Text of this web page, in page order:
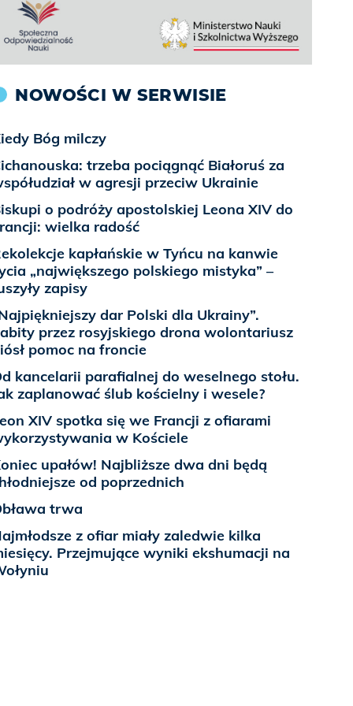
NOWOŚCI W SERWISIE
Bóg milczy
trzeba pociągnąć Białoruś za
w agresji przeciw Ukrainie
o podróży apostolskiej Leona XIV do
wielka radość
kapłańskie w Tyńcu na kanwie
„największego polskiego mistyka” –
zapisy
dar Polski dla Ukrainy”.
przez rosyjskiego drona wolontariusz
pomoc na froncie
kancelarii parafialnej do weselnego stołu.
zaplanować ślub kościelny i wesele?
XIV spotka się we Francji z ofiarami
w Kościele
upałów! Najbliższe dwa dni będą
od poprzednich
trwa
z ofiar miały zaledwie kilka
Przejmujące wyniki ekshumacji na